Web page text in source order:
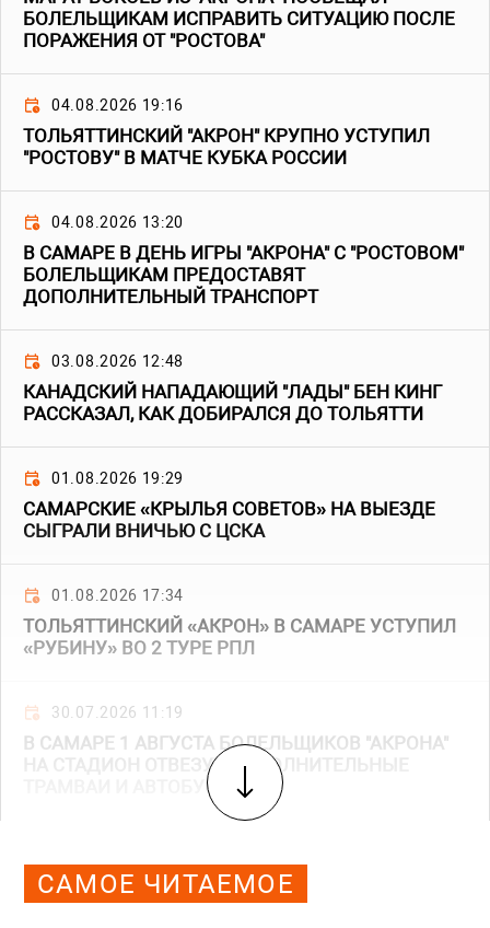
БОЛЕЛЬЩИКАМ ИСПРАВИТЬ СИТУАЦИЮ ПОСЛЕ
ПОРАЖЕНИЯ ОТ "РОСТОВА"
04.08.2026 19:16
ТОЛЬЯТТИНСКИЙ "АКРОН" КРУПНО УСТУПИЛ
"РОСТОВУ" В МАТЧЕ КУБКА РОССИИ
04.08.2026 13:20
В САМАРЕ В ДЕНЬ ИГРЫ "АКРОНА" С "РОСТОВОМ"
БОЛЕЛЬЩИКАМ ПРЕДОСТАВЯТ
ДОПОЛНИТЕЛЬНЫЙ ТРАНСПОРТ
03.08.2026 12:48
КАНАДСКИЙ НАПАДАЮЩИЙ "ЛАДЫ" БЕН КИНГ
РАССКАЗАЛ, КАК ДОБИРАЛСЯ ДО ТОЛЬЯТТИ
01.08.2026 19:29
САМАРСКИЕ «КРЫЛЬЯ СОВЕТОВ» НА ВЫЕЗДЕ
СЫГРАЛИ ВНИЧЬЮ С ЦСКА
01.08.2026 17:34
ТОЛЬЯТТИНСКИЙ «АКРОН» В САМАРЕ УСТУПИЛ
«РУБИНУ» ВО 2 ТУРЕ РПЛ
30.07.2026 11:19
В САМАРЕ 1 АВГУСТА БОЛЕЛЬЩИКОВ "АКРОНА"
НА СТАДИОН ОТВЕЗУТ ДОПОЛНИТЕЛЬНЫЕ
ТРАМВАИ И АВТОБУСЫ
САМОЕ ЧИТАЕМОЕ